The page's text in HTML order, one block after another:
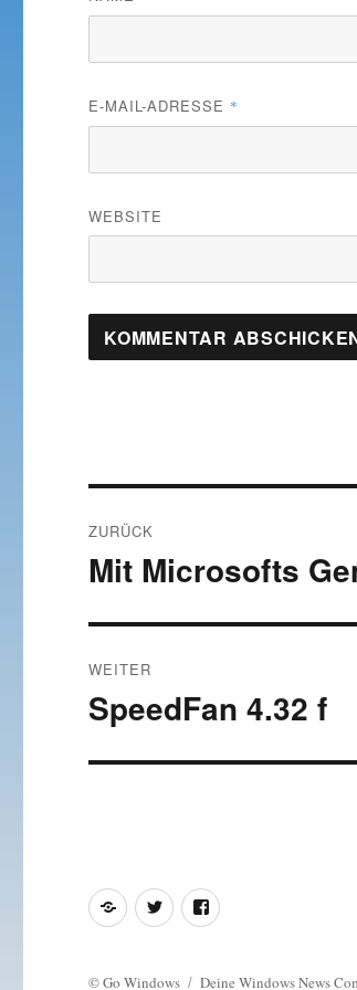
E-MAIL-ADRESSE *
WEBSITE
ZURÜCK
Vorheriger
Mit Microsofts
WEITER
Nächster
Beitrag:
SpeedFan 4.32 f
Feed TwitterFacebook
©Go Windows Deine Windows News